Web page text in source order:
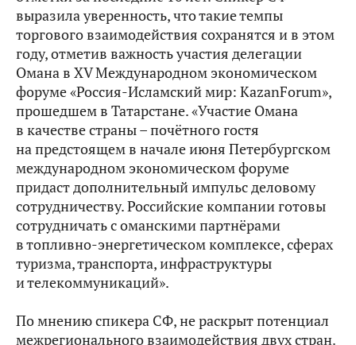
выразила уверенность, что такие темпы
торгового взаимодействия сохранятся и в этом
году, отметив важность участия делегации
Омана в XV Международном экономическом
форуме «Россия-Исламский мир: KazanForum»,
прошедшем в Татарстане. «Участие Омана
в качестве страны – почётного гостя
на предстоящем в начале июня Петербургском
международном экономическом форуме
придаст дополнительный импульс деловому
сотрудничеству. Российские компании готовы
сотрудничать с оманскими партнёрами
в топливно-энергетическом комплексе, сферах
туризма, транспорта, инфраструктуры
и телекоммуникаций».
По мнению спикера СФ, не раскрыт потенциал
межрегионального взаимодействия двух стран.